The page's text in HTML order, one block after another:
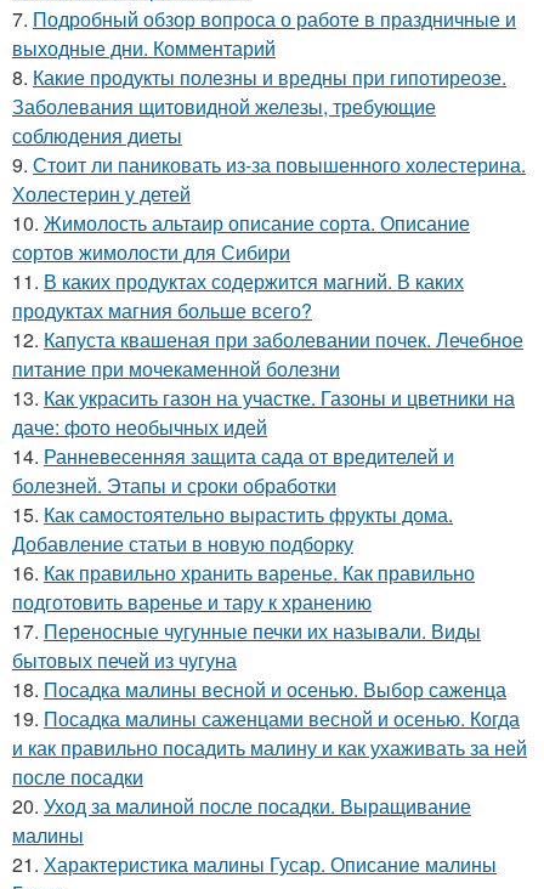
7. Подробный обзор вопроса о работе в праздничные и
выходные дни. Комментарий
8. Какие продукты полезны и вредны при гипотиреозе.
Заболевания щитовидной железы, требующие
соблюдения диеты
9. Стоит ли паниковать из-за повышенного холестерина.
Холестерин у детей
10. Жимолость альтаир описание сорта. Описание
сортов жимолости для Сибири
11. В каких продуктах содержится магний. В каких
продуктах магния больше всего?
12. Капуста квашеная при заболевании почек. Лечебное
питание при мочекаменной болезни
13. Как украсить газон на участке. Газоны и цветники на
даче: фото необычных идей
14. Ранневесенняя защита сада от вредителей и
болезней. Этапы и сроки обработки
15. Как самостоятельно вырастить фрукты дома.
Добавление статьи в новую подборку
16. Как правильно хранить варенье. Как правильно
подготовить варенье и тару к хранению
17. Переносные чугунные печки их называли. Виды
бытовых печей из чугуна
18. Посадка малины весной и осенью. Выбор саженца
19. Посадка малины саженцами весной и осенью. Когда
и как правильно посадить малину и как ухаживать за ней
после посадки
20. Уход за малиной после посадки. Выращивание
малины
21. Характеристика малины Гусар. Описание малины